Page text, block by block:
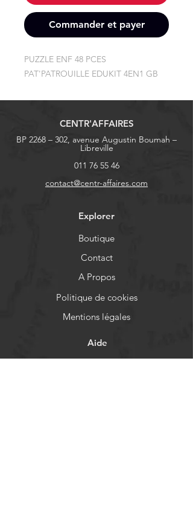
Commander et payer
PUZZLE ENF 48 PCES
PAT'PATROUILLE EDUKIT 4EN1 GB
CENTR'AFFAIRES
BP 2268 – 302, avenue Augustin Boumah –
Libreville
011 76 55 46
contact@centr-affaires.com
Explorer
Boutique
Contact
A Propos
Politique de cookies
Mentions légales
Aide